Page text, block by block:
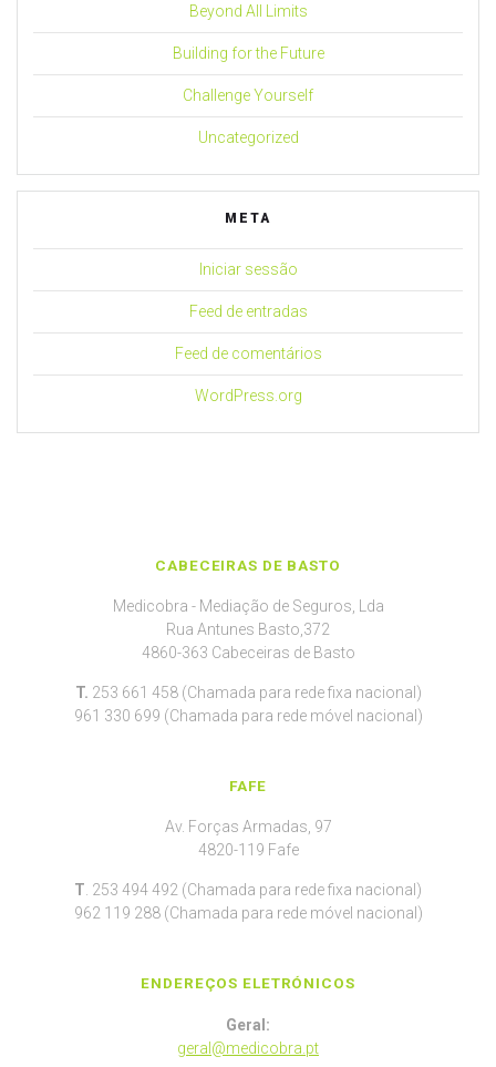
Beyond All Limits
Building for the Future
Challenge Yourself
Uncategorized
META
Iniciar sessão
Feed de entradas
Feed de comentários
WordPress.org
CABECEIRAS DE BASTO
Medicobra - Mediação de Seguros, Lda
Rua Antunes Basto,372
4860-363 Cabeceiras de Basto
T. 253 661 458 (Chamada para rede fixa nacional)
961 330 699 (Chamada para rede móvel nacional)
FAFE
Av. Forças Armadas, 97
4820-119 Fafe
T . 253 494 492 (Chamada para rede fixa nacional)
962 119 288 (Chamada para rede móvel nacional)
ENDEREÇOS ELETRÓNICOS
Geral:
geral@medicobra.pt